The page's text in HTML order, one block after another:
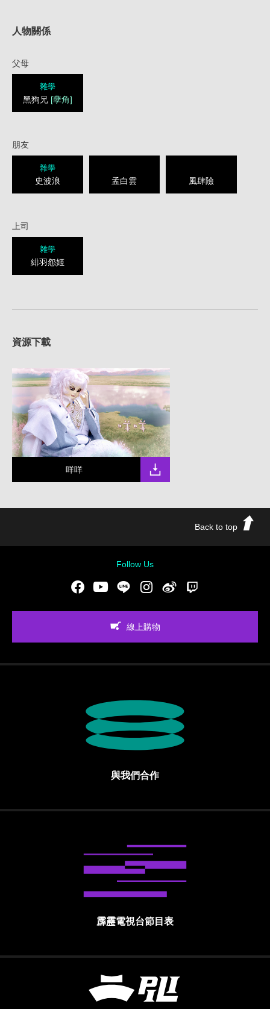
人物關係
父母
雜學
黑狗兄 [孽角]
朋友
雜學
史波浪 孟白雲 風肆險
上司
雜學
緋羽怨姬
資源下載
咩咩
Back to top
Follow Us
FacebookYoutubeLINE Instgram新浪微博
線上購物
與我們合作
霹靂電視台節目表
霹靂國際多媒體股份有限公司 PILI